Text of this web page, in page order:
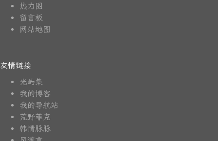
热力图
留言板
网站地图
友情链接
光屿集
我的博客
我的导航站
荒野菲克
韩情脉脉